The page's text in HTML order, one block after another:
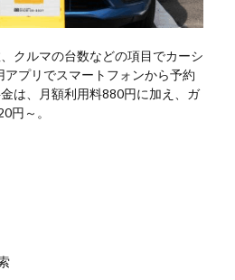
クルマの台数などの項目でカーシ
アプリでスマートフォンから予約
は、月額利用料880円に加え、ガ
円～。